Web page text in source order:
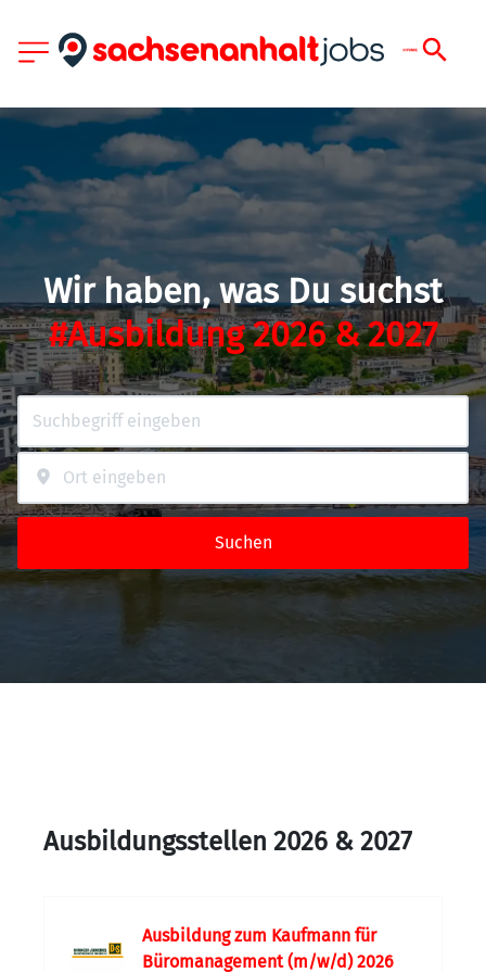
Wir haben, was Du suchst
#Ausbildung 2026 & 2027
Suchen
Ausbildungsstellen 2026 & 2027
Ausbildung zum Kaufmann für
Büromanagement (m/w/d) 2026